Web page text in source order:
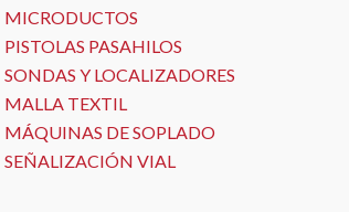
MICRODUCTOS
PISTOLAS PASAHILOS
SONDAS Y LOCALIZADORES
MALLA TEXTIL
MÁQUINAS DE SOPLADO
SEÑALIZACIÓN VIAL